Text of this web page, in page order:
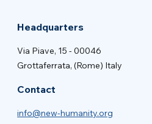
Headquarters
Via Piave, 15 - 00046
Grottaferrata, (Rome) Italy
Contact
info@new-humanity.org